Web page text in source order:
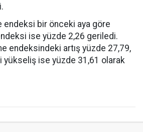
endeksi bir önceki aya göre
ise yüzde 2,26 geriledi.
endeksindeki artış yüzde 27,79,
ise yüzde 31,61 olarak